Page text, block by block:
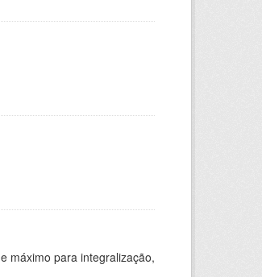
máximo para integralização,